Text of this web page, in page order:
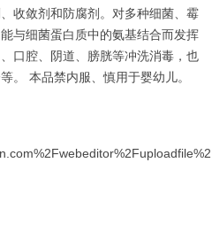
敛剂和防腐剂。对多种细菌、霉
与细菌蛋白质中的氨基结合而发挥
口腔、阴道、膀胱等冲洗消毒，也
。 本品禁内服、慎用于婴幼儿。